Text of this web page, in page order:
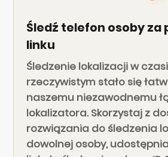
Śledź telefon osoby za
linku
Śledzenie lokalizacji w
rzeczywistym stało się
naszemu niezawodnemu
lokalizatora. Skorzystaj z
rozwiązania do śledzenia
dowolnej osoby,